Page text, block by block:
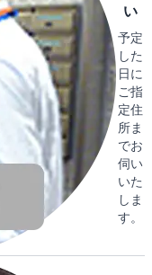
い
予定
した
日に
ご指
定住
所ま
でお
伺い
いた
しま
す。